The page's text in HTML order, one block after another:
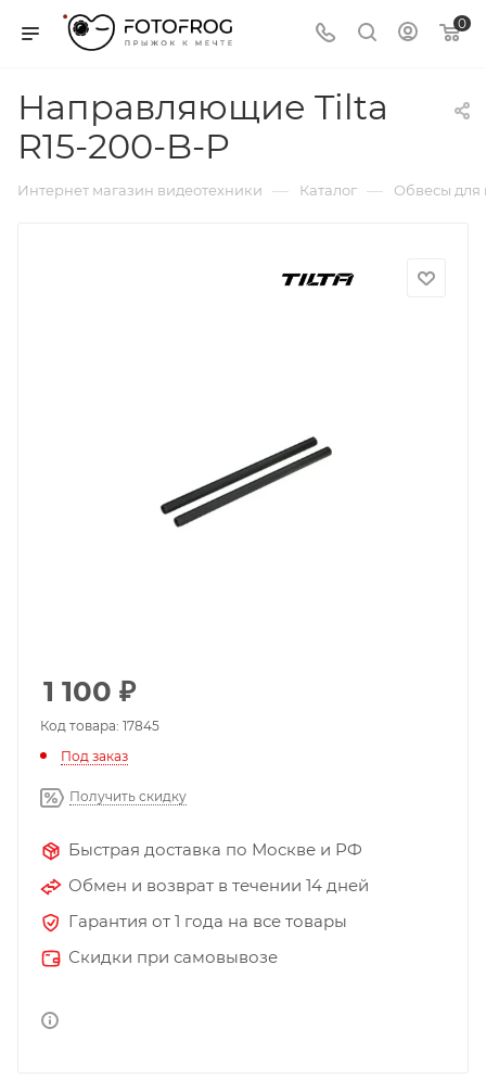
0
Направляющие Tilta
R15-200-B-P
Интернет магазин видеотехники — Каталог — Обвесы для
1 100 ₽
Код товара: 17845
Под заказ
Получить скидку
Быстрая доставка по Москве и РФ
Обмен и возврат в течении 14 дней
Гарантия от 1 года на все товары
Скидки при самовывозе